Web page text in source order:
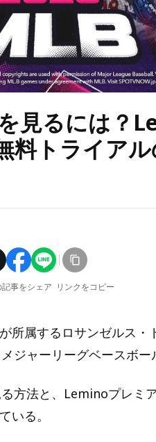
見るには？
料トライア
記事をシェア リンクをコピー
所属するロサンゼルス・
ジャーリーグベースボー
方法と、Leminoプレミ
いる。